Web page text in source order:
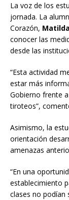
La voz de los
jornada. La
Corazón,
conocer las
desde las
“Esta actividad
estar más
Gobierno frente
tiroteos”,
Asimismo, la
orientación
amenazas
“En una
establecimiento
clases no podían